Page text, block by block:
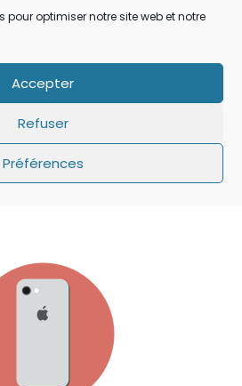
pour optimiser notre site web et notre
Accepter
Refuser
Préférences
iGenius pour apprendre à